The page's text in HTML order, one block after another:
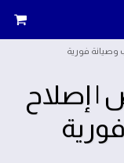
وصيانة فورية
| إصلاح